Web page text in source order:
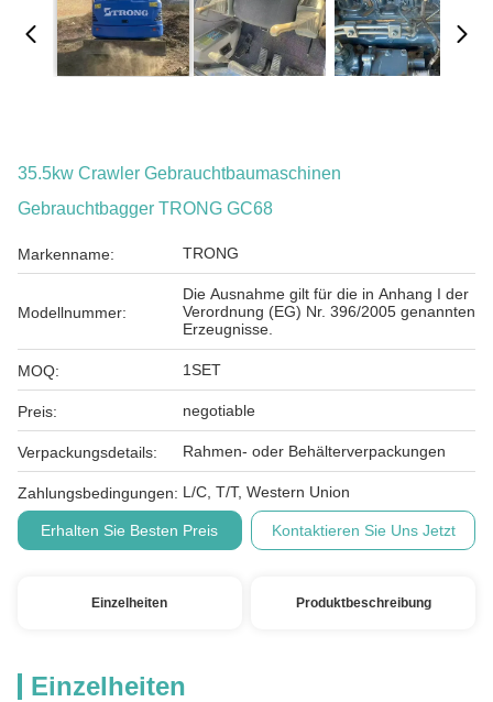
35.5kw Crawler Gebrauchtbaumaschinen
Gebrauchtbagger TRONG GC68
Markenname: TRONG
Modellnummer:
Die Ausnahme gilt für die in Anhang I der
Verordnung (EG) Nr. 396/2005 genannten
Erzeugnisse.
MOQ: 1SET
Preis: negotiable
Verpackungsdetails: Rahmen- oder Behälterverpackungen
Zahlungsbedingungen: L/C, T/T, Western Union
Erhalten Sie Besten Preis Kontaktieren Sie Uns Jetzt
Einzelheiten Produktbeschreibung
Einzelheiten